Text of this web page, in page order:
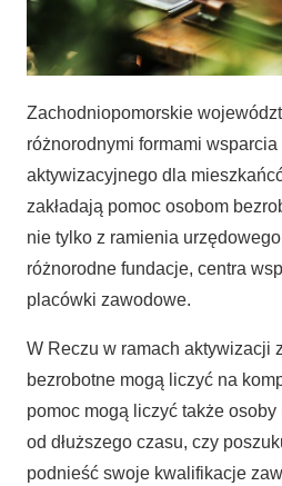
Zachodniopomorskie
różnorodnymi formami
aktywizacyjnego dla
zakładają pomoc osobom
nie tylko z ramienia
różnorodne fundacje, centra
placówki zawodowe.
W Reczu w ramach aktywizacji
bezrobotne mogą liczyć na
pomoc mogą liczyć także
od dłuższego czasu, czy
podnieść swoje kwalifikacje